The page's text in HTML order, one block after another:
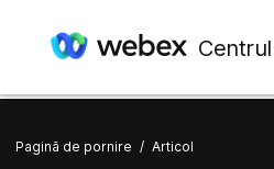
Pagină de pornire / Articol